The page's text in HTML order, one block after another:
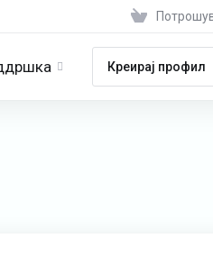
Креирај профил